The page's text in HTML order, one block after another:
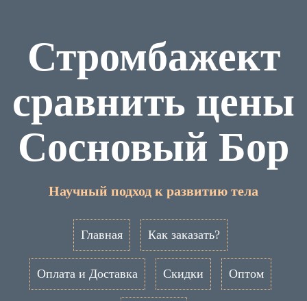
Стромбажект
сравнить цены
Сосновый Бор
Научный подход к развитию тела
Главная Как заказать?
Оплата и Доставка Скидки Оптом